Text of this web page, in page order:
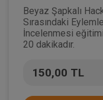
Beyaz Şapkalı
Sırasındaki
İncelenmesi
20 dakikadır.
150,00 TL